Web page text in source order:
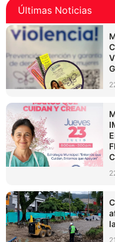
Últimas Noticias